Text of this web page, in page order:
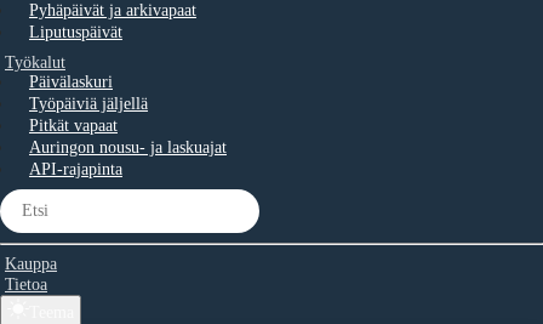
Pyhäpäivät ja arkivapaat
Liputuspäivät
Työkalut
Päivälaskuri
Työpäiviä jäljellä
Pitkät vapaat
Auringon nousu- ja laskuajat
API-rajapinta
Kauppa
Tietoa